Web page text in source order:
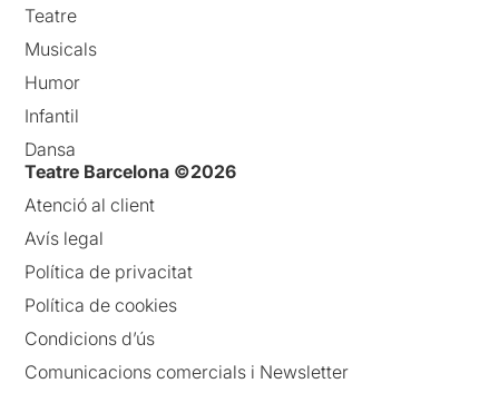
Teatre
Musicals
Humor
Infantil
Dansa
Teatre Barcelona ©2026
Atenció al client
Avís legal
Política de privacitat
Política de cookies
Condicions d’ús
Comunicacions comercials i Newsletter